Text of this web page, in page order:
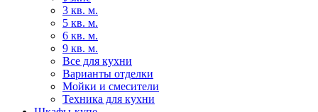
3 кв. м.
5 кв. м.
6 кв. м.
9 кв. м.
Все для кухни
Варианты отделки
Мойки и смесители
Техника для кухни